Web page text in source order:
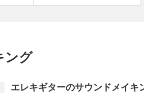
ング
エレキギターのサウンドメイキ